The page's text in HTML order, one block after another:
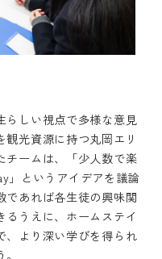
らしい視点で多様な意見
光資源に持つ丸岡エリ
チームは、「少人数で楽
」というアイデアを議論
であれば各生徒の興味関
うえに、ホームステイ
、より深い学びを得られ